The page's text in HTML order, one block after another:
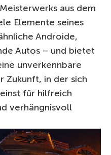
aus dem
Elemente seines
Androide,
Autos – und bietet
unverkennbare
Zukunft, in der sich
für hilfreich
verhängnisvoll